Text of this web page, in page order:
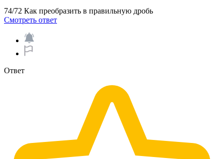
74/72 Как преобразить в правильную дробь
Смотреть ответ
Ответ